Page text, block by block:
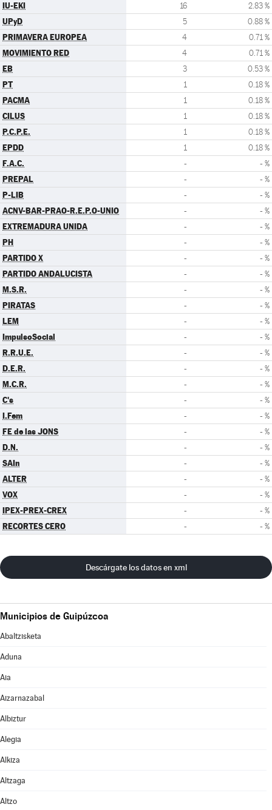
IU-EKI 16 2.83 %
UPyD 5 0.88 %
PRIMAVERA EUROPEA 4 0.71 %
MOVIMIENTO RED 4 0.71 %
EB 3 0.53 %
PT 1 0.18 %
PACMA 1 0.18 %
CILUS 1 0.18 %
P.C.P.E. 1 0.18 %
EPDD 1 0.18 %
F.A.C. - - %
PREPAL - - %
P-LIB - - %
ACNV-BAR-PRAO-R.E.P.O-UNIO - - %
EXTREMADURA UNIDA - - %
PH - - %
PARTIDO X - - %
PARTIDO ANDALUCISTA - - %
M.S.R. - - %
PIRATAS - - %
LEM - - %
ImpulsoSocial - - %
R.R.U.E. - - %
D.E.R. - - %
M.C.R. - - %
C's - - %
I.Fem - - %
FE de las JONS - - %
D.N. - - %
SAIn - - %
ALTER - - %
VOX - - %
IPEX-PREX-CREX - - %
RECORTES CERO - - %
Descárgate los datos en xml
Municipios de Guipúzcoa
Abaltzisketa
Aduna
Aia
Aizarnazabal
Albiztur
Alegia
Alkiza
Altzaga
Altzo